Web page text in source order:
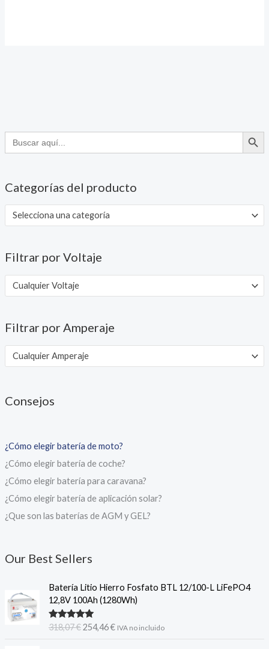
Buscar: BOTÓN DE
Categorías del producto
Selecciona una categoría
Filtrar por Voltaje
Cualquier Voltaje
Filtrar por Amperaje
Cualquier Amperaje
Consejos
¿Cómo elegir batería de moto?
¿Cómo elegir batería de coche?
¿Cómo elegir batería para caravana?
¿Cómo elegir batería de aplicación solar?
¿Que son las baterías de AGM y GEL?
Our Best Sellers
Batería Litio Hierro Fosfato BTL 12/100-L LiFePO4
12,8V 100Ah (1280Wh)
Valorado
318,07€El
254,46€ElIVA no incluido